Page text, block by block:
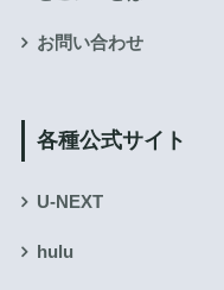
お問い合わせ
各種公式サイト
U-NEXT
hulu